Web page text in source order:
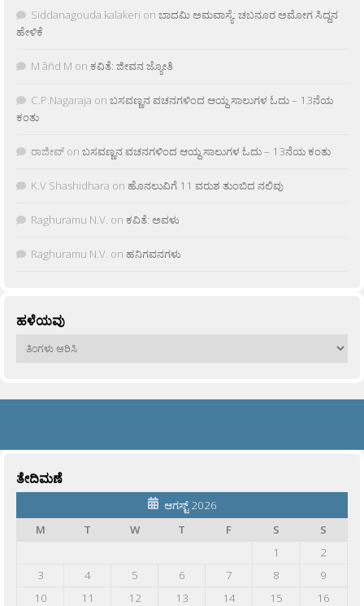
Siddanagouda kalakeri on ಬಾದಮಿ ಅಮವಾಸ್ಯೆ: ಚಬನೂರ ಅಮೋಗ ಸಿದ್ದನ
ಹೇಳಿಕೆ
M âñd M on ಕವಿತೆ: ಜೀವನ ಜ್ಯೋತಿ
C.P.Nagaraja on ಬಸವಣ್ಣನ ವಚನಗಳಿಂದ ಆಯ್ದ ಸಾಲುಗಳ ಓದು – 13ನೆಯ
ಕಂತು
ರಾಜೀವ್ on ಬಸವಣ್ಣನ ವಚನಗಳಿಂದ ಆಯ್ದ ಸಾಲುಗಳ ಓದು – 13ನೆಯ ಕಂತು
K.V Shashidhara on ಹೊನಲುವಿಗೆ 11 ವರುಶ ತುಂಬಿದ ನಲಿವು
Raghuramu N.V. on ಕವಿತೆ: ಅವಳು
Raghuramu N.V. on ಹನಿಗವನಗಳು
ಹಳೆಯವು
ಹಳೆಯವು
ತೇದಿಮಣೆ
ಆಗಸ್ಟ್ 2026
M
T W T F S
S
1
2
3
4 5 6 7 8
9
10
11 12 13 14 15
16